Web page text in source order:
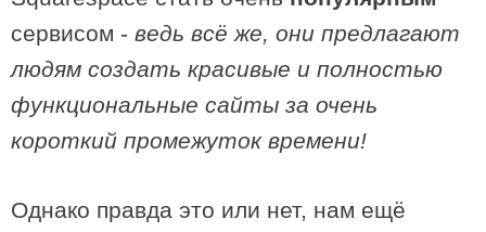
сервисом - ведь всё же, они предлагают
людям создать красивые и полностью
функциональные сайты за очень
короткий промежуток времени!
Однако правда это или нет, нам ещё